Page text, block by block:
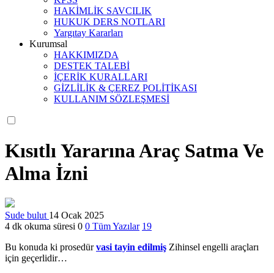
HAKİMLİK SAVCILIK
HUKUK DERS NOTLARI
Yargıtay Kararları
Kurumsal
HAKKIMIZDA
DESTEK TALEBİ
İÇERİK KURALLARI
GİZLİLİK & ÇEREZ POLİTİKASI
KULLANIM SÖZLEŞMESİ
Kısıtlı Yararına Araç Satma Ve
Alma İzni
Sude bulut 14 Ocak 2025
4 dk okuma süresi 0 0 Tüm Yazılar 19
Bu konuda ki prosedürvasi tayin edilmiş Zihinsel engelli araçları
için geçerlidir…